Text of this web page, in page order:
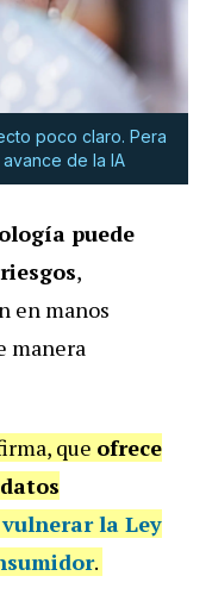
poco claro. Pera
de la IA
puede
,
en manos
manera
que ofrece
vulnerar la Ley
.